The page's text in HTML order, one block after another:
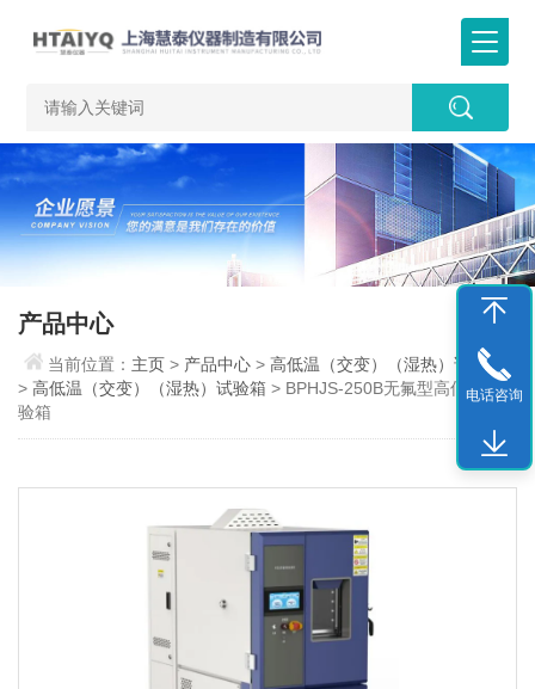
产品中心
当前位置： 主页> 产品中心 >高低温（交变）（湿热）试验箱
>高低温（交变）（湿热）试验箱 > BPHJS-250B无氟型高低温试
验箱
电话咨询